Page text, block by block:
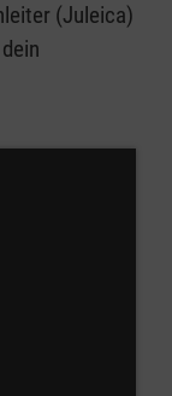
(Juleica)